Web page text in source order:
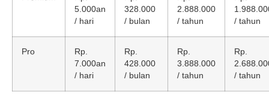
5.000an
/ hari
328.000
/ bulan
2.888.000
/ tahun
/ tahun
Pro
Rp.
7.000an
/ hari
Rp.
428.000
/ bulan
Rp.
3.888.000
/ tahun
Rp.
/ tahun